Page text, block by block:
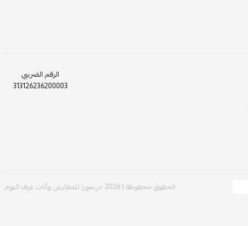
الرقم الضريبي
313126236200003
الحقوق محفوظة | 2026 دريمورا للمفارش وأثاث غرف النوم